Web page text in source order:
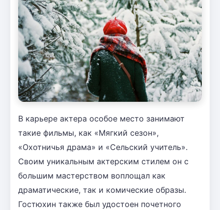
В карьере актера особое место занимают
такие фильмы, как «Мягкий сезон»,
«Охотничья драма» и «Сельский учитель».
Своим уникальным актерским стилем он с
большим мастерством воплощал как
драматические, так и комические образы.
Гостюхин также был удостоен почетного